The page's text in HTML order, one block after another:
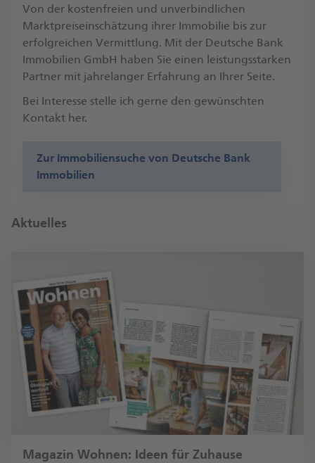
Von der kostenfreien und unverbindlichen
Marktpreiseinschätzung ihrer Immobilie bis zur
erfolgreichen Vermittlung. Mit der Deutsche Bank
Immobilien GmbH haben Sie einen leistungsstarken
Partner mit jahrelanger Erfahrung an Ihrer Seite.
Bei Interesse stelle ich gerne den gewünschten
Kontakt her.
Zur Immobiliensuche von Deutsche Bank
Immobilien
Aktuelles
Magazin Wohnen: Ideen für Zuhause